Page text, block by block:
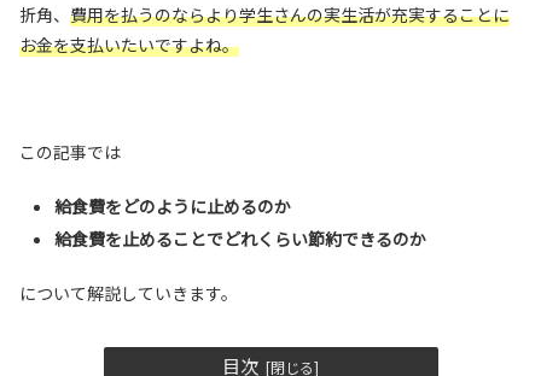
折角、 費用を払うのならより学生さんの実生活が充実することに
お金を支払いたいですよね。
この記事では
給食費をどのように止めるのか
給食費を止めることでどれくらい節約できるのか
について解説していきます。
目次